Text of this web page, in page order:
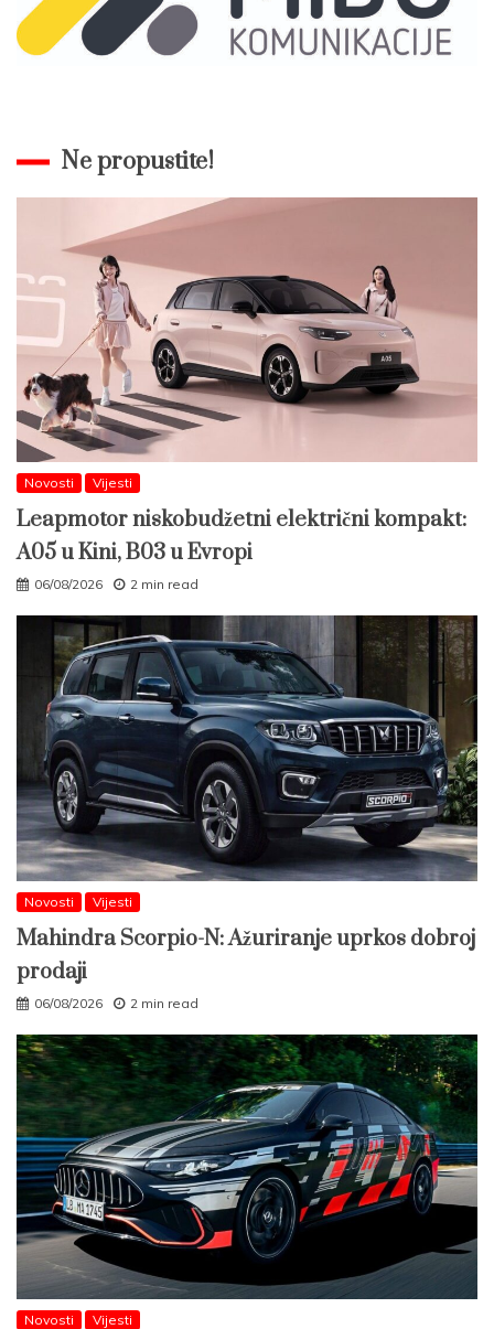
Ne propustite!
Novosti Vijesti
Leapmotor niskobudžetni električni kompakt:
A05 u Kini, B03 u Evropi
06/08/2026 2 min read
Novosti Vijesti
Mahindra Scorpio-N: Ažuriranje uprkos dobroj
prodaji
06/08/2026 2 min read
Novosti Vijesti